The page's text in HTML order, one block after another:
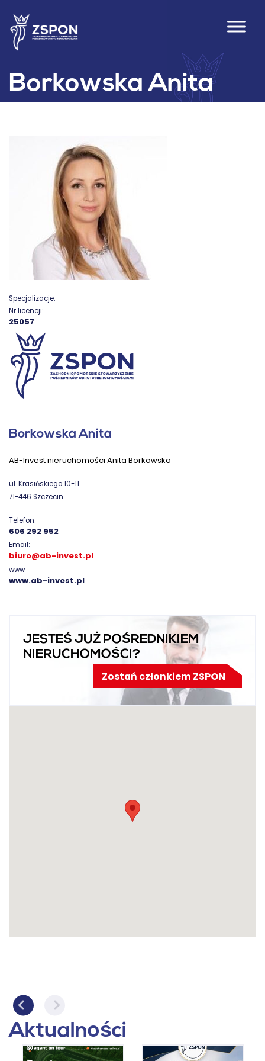
Borkowska Anita
Specjalizacje:
Nr licencji:
25057
Borkowska Anita
AB-Invest nieruchomości Anita Borkowska
ul. Krasińskiego 10-11
71-446 Szczecin
Telefon:
606 292 952
Email:
biuro@ab-invest.pl
www
www.ab-invest.pl
JESTEŚ JUŻ POŚREDNIKIEM
NIERUCHOMOŚCI?
Zostań członkiem ZSPON
Aktualności